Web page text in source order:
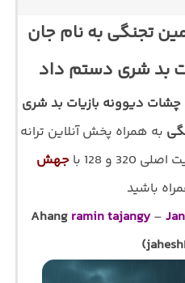
تجنگی به نام جان
بد شری دستم داد
چشات دیوونه بازیات بد شری
به همراه پخش آنلاین ترانه
و 128 با
جهش
باشید
Ahang ramin tajangy–